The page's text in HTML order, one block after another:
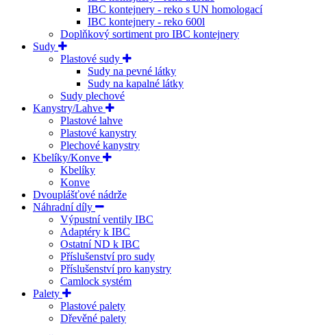
IBC kontejnery - reko s UN homologací
IBC kontejnery - reko 600l
Doplňkový sortiment pro IBC kontejnery
Sudy
Plastové sudy
Sudy na pevné látky
Sudy na kapalné látky
Sudy plechové
Kanystry/Lahve
Plastové lahve
Plastové kanystry
Plechové kanystry
Kbelíky/Konve
Kbelíky
Konve
Dvouplášťové nádrže
Náhradní díly
Výpustní ventily IBC
Adaptéry k IBC
Ostatní ND k IBC
Příslušenství pro sudy
Příslušenství pro kanystry
Camlock systém
Palety
Plastové palety
Dřevěné palety